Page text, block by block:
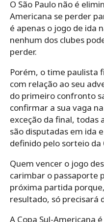
O São Paulo não é
Americana se perder
é apenas o jogo de ida
nenhum dos clubes
perder.
Porém, o time paulista
com relação ao seu
do primeiro confronto
confirmar a sua vaga
exceção da final, todas
são disputadas em ida
definido pelo sorteio da
Quem vencer o jogo
carimbar o passaporte
próxima partida
resultado, só precisará
A Copa Sul-Americana